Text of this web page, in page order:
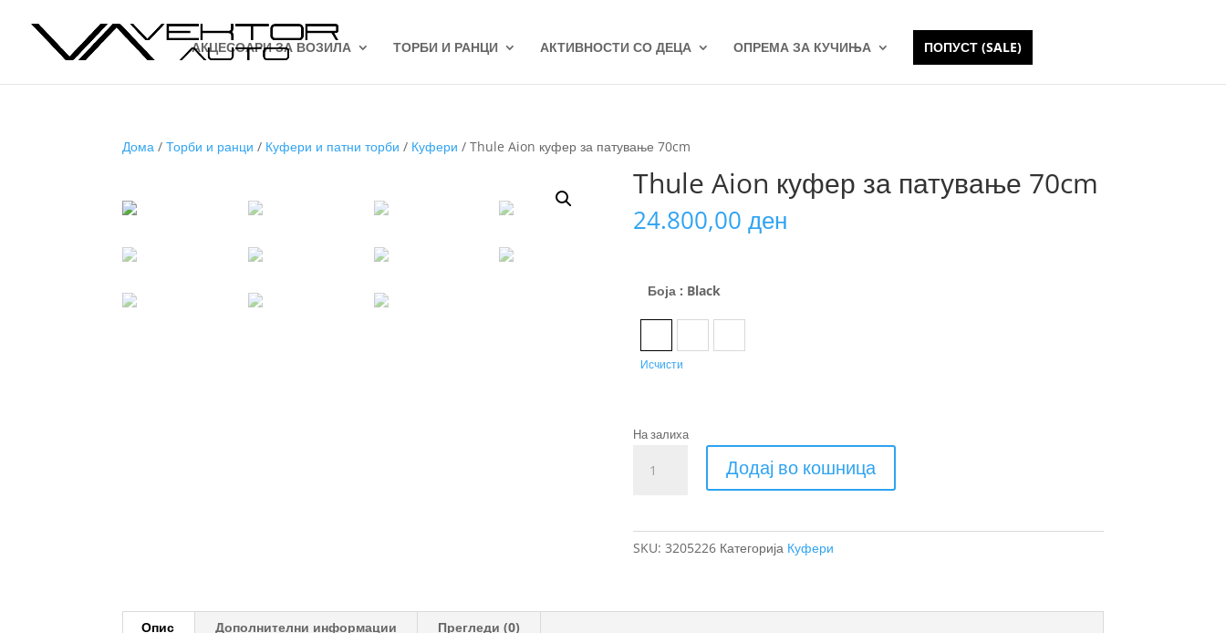
АКЦЕСОАРИ ЗА ВОЗИЛА ТОРБИ И РАНЦИ АКТИВНОСТИ СО ДЕЦА ОПРЕМА ЗА КУЧИЊА ПОПУСТ (SALE)
Дома /Торби и ранци / Куфери и патни торби / Куфери / Thule Aion куфер за патување 70cm
Thule Aion куфер за патување 70cm
24.800,00 ден
Боја: Black
Исчисти
На залиха
Aion
Додај во кошница
SKU: 3205226 Категорија Куфери
Опис Дополнителни информации Прегледи (0)